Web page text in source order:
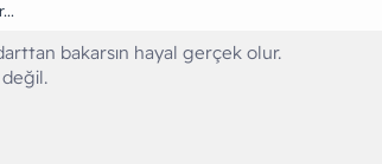
bakarsın hayal gerçek olur.